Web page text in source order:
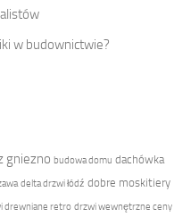
w budownictwie?
gniezno budowa domu dachówka
delta drzwi łódź dobre moskitiery
drewniane retro drzwi wewnętrzne ceny